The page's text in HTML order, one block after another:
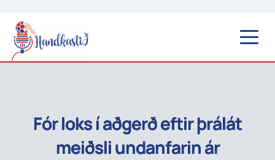
Fór loks í aðgerð eftir þrálát
meiðsli undanfarin ár